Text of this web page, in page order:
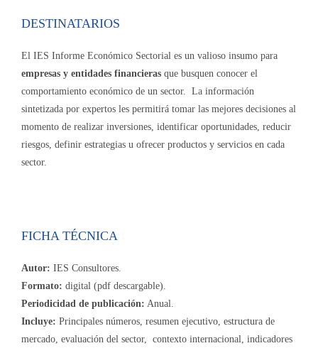
DESTINATARIOS
El IES Informe Económico Sectorial es un valioso insumo para
empresas y entidades financieras que busquen conocer el
comportamiento económico de un sector. La información
sintetizada por expertos les permitirá tomar las mejores decisiones al
momento de realizar inversiones, identificar oportunidades, reducir
riesgos, definir estrategias u ofrecer productos y servicios en cada
sector.
FICHA TÉCNICA
Autor: IES Consultores.
Formato: digital (pdf descargable).
Periodicidad de publicación: Anual.
Incluye: Principales números, resumen ejecutivo, estructura de
mercado, evaluación del sector, contexto internacional, indicadores